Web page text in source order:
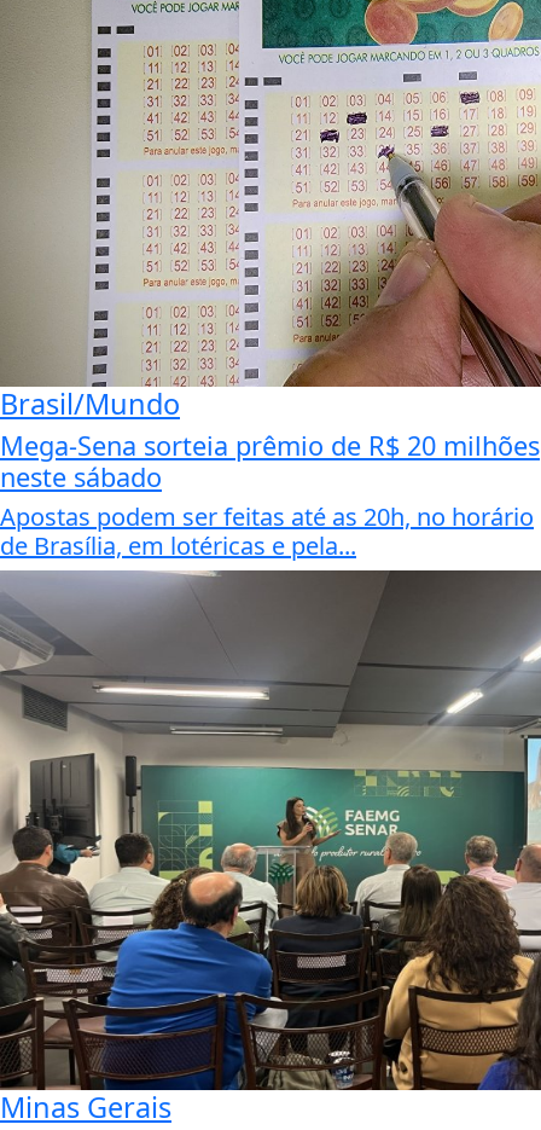
Brasil/Mundo
Mega-Sena sorteia prêmio de R$ 20 milhões
neste sábado
Apostas podem ser feitas até as 20h, no horário
de Brasília, em lotéricas e pela...
Minas Gerais